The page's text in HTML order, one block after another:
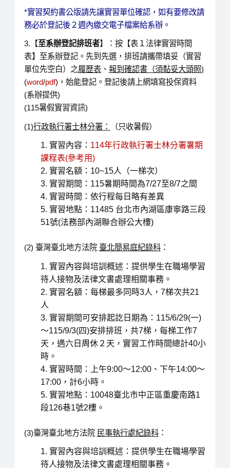
*實習契約書公版請先讓實習單位確認，如有要修改請
務必於登記後２週內繳交電子檔案給系辦。
3.【至系辦登記排班者】：按【表１法律實習時間
表】至系辦登記。先到先選，排班請攜帶填妥（實習
單位先空白）之履歷表、 報到確認書（須黏妥大頭照)
(word/pdf)，始能登記。登記後請上網填寫投保資料
(系辦提供)
(115暑假實習資訊)
(1)行政執行署士林分署： （只收暑假）
實習內容： 114年行政執行署士林分署暑期
課程表(參考用)
實習名額：10~15人（一梯次）
實習期間：115暑期時間為7/27至8/7之間
實習時間：依行程每日略有差異
實習地點：11485 台北市內湖區康寧路三段
51號(法務部內湖聯合辦公大樓)
(2) 臺灣臺北地方法院 臺北簡易庭紀錄科：
實習內容與培訓概述：提供學生在職場學習
待人接物及法律文書處理相關事務。
實習名額：每梯最多同時3人，7梯次共21
人
實習期間可安排起訖日期為：115/6/29(一)
～115/9/3(四)安排排班，共7梯，每梯工作7
天，遇六日周休２天，實習工作時間總計40小
時。
實習時間：上午9:00～12:00、下午14:00～
17:00，計6小時。
實習地點：10048臺北市中正區重慶南路1
段126巷1號2樓。
(3)臺灣臺北地方法院 民事執行處紀錄科：
實習內容與培訓概述：提供學生在職場學習
待人接物及法律文書處理相關事務。